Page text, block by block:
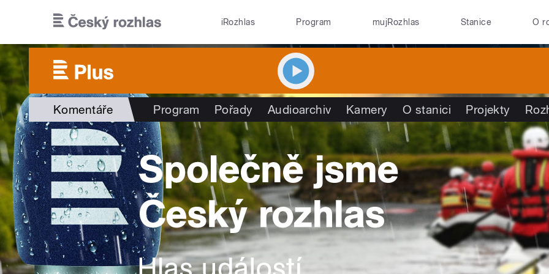
iRozhlas Program mujRozhlas Stanice O
Komentáře Program Pořady Audioarchiv Kamery O stanici Projekty